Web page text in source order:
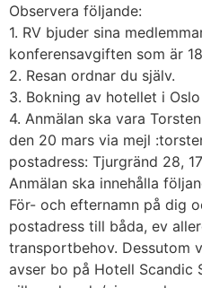
Observera följande:
1. RV bjuder sina
konferensavgiften som är
2. Resan ordnar du själv.
3. Bokning av hotellet i
4. Anmälan ska vara
den 20 mars via mejl
postadress: Tjurgränd 28,
Anmälan ska innehålla
För- och efternamn på dig
postadress till båda, ev
transportbehov. Dessutom
avser bo på Hotell Scandic